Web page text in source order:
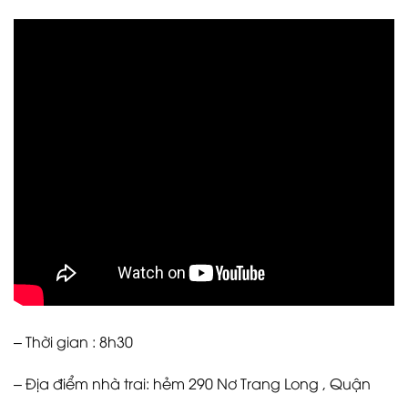
– Thời gian : 8h30
– Địa điểm nhà trai: hẻm 290 Nơ Trang Long , Quận